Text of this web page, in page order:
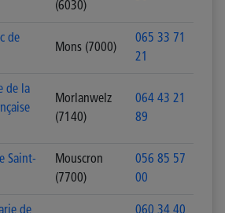
(6030)
de
Mons (7000)
065 33 71
21
de la
Morlanwelz
(7140)
064 43 21
89
Saint-
Mouscron
(7700)
056 85 57
00